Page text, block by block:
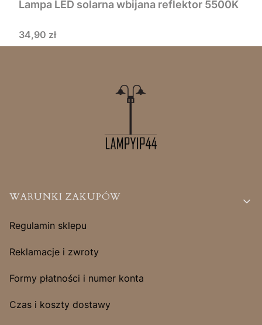
Lampa LED solarna wbijana reflektor 5500K
Cena
34,90 zł
Linki w stopce
WARUNKI ZAKUPÓW
Regulamin sklepu
Reklamacje i zwroty
Formy płatności i numer konta
Czas i koszty dostawy